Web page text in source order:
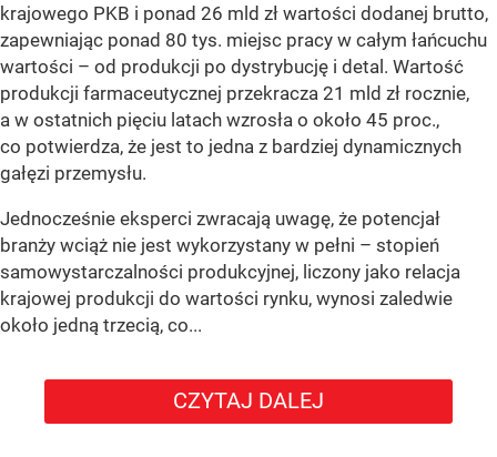
krajowego PKB i ponad 26 mld zł wartości dodanej brutto,
zapewniając ponad 80 tys. miejsc pracy w całym łańcuchu
wartości – od produkcji po dystrybucję i detal. Wartość
produkcji farmaceutycznej przekracza 21 mld zł rocznie,
a w ostatnich pięciu latach wzrosła o około 45 proc.,
co potwierdza, że jest to jedna z bardziej dynamicznych
gałęzi przemysłu.
Jednocześnie eksperci zwracają uwagę, że potencjał
branży wciąż nie jest wykorzystany w pełni – stopień
samowystarczalności produkcyjnej, liczony jako relacja
krajowej produkcji do wartości rynku, wynosi zaledwie
około jedną trzecią, co...
CZYTAJ DALEJ